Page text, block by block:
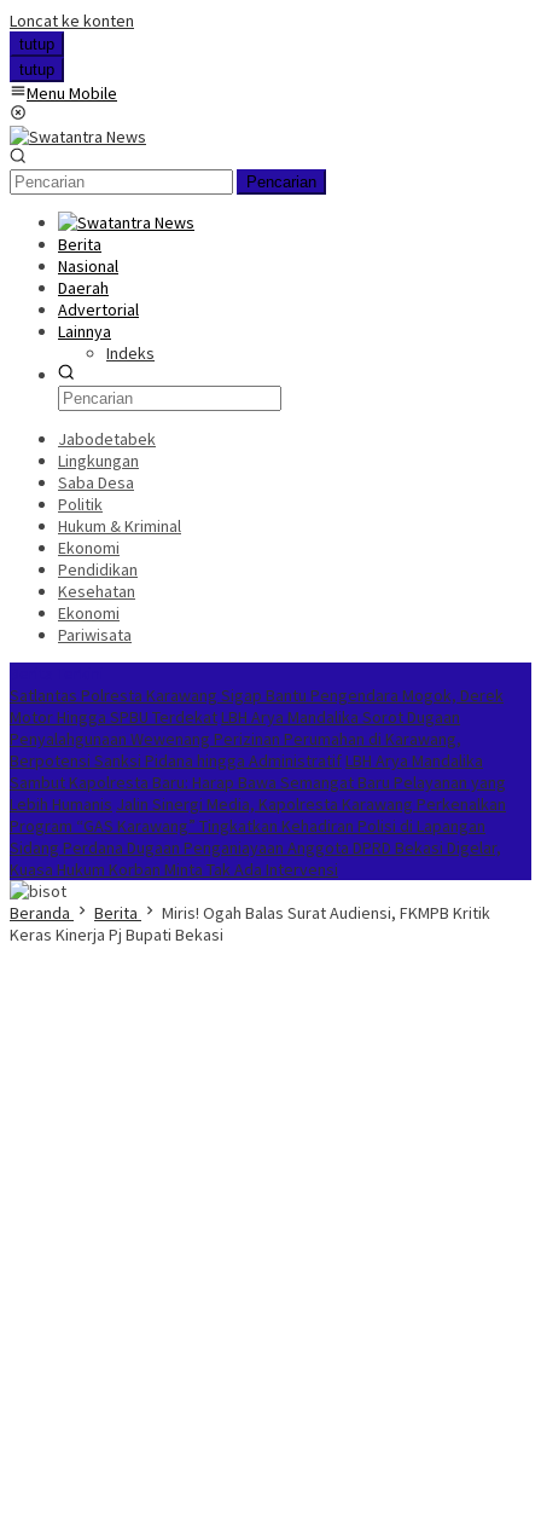
Loncat ke konten
tutup
tutup
Menu Mobile
Pencarian
Berita
Nasional
Daerah
Advertorial
Lainnya
Indeks
Jabodetabek
Lingkungan
Saba Desa
Politik
Hukum & Kriminal
Ekonomi
Pendidikan
Kesehatan
Ekonomi
Pariwisata
Satlantas Polresta Karawang Sigap Bantu Pengendara Mogok, Derek
Motor Hingga SPBU Terdekat LBH Arya Mandalika Sorot Dugaan
Penyalahgunaan Wewenang Perizinan Perumahan di Karawang,
Berpotensi Sanksi Pidana hingga Administratif LBH Arya Mandalika
Sambut Kapolresta Baru: Harap Bawa Semangat Baru Pelayanan yang
Lebih Humanis Jalin Sinergi Media, Kapolresta Karawang Perkenalkan
Program “GAS Karawang” Tingkatkan Kehadiran Polisi di Lapangan
Sidang Perdana Dugaan Penganiayaan Anggota DPRD Bekasi Digelar,
Kuasa Hukum Korban Minta Tak Ada Intervensi
Beranda
Berita
Miris! Ogah Balas Surat Audiensi, FKMPB Kritik
Keras Kinerja Pj Bupati Bekasi